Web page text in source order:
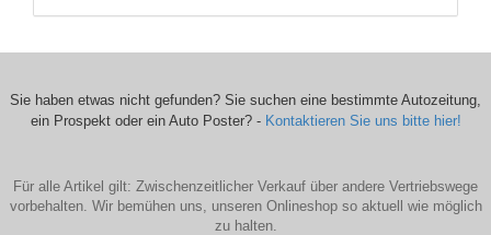
Sie haben etwas nicht gefunden? Sie suchen eine bestimmte Autozeitung,
ein Prospekt oder ein Auto Poster? - Kontaktieren Sie uns bitte hier!
Für alle Artikel gilt: Zwischenzeitlicher Verkauf über andere Vertriebswege
vorbehalten. Wir bemühen uns, unseren Onlineshop so aktuell wie möglich
zu halten.